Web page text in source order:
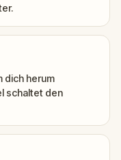
dich herum
schaltet den